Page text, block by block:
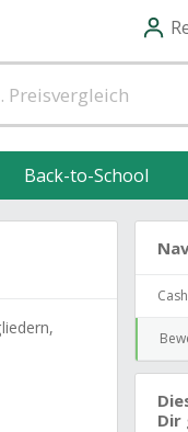
Back-to-School
Dir